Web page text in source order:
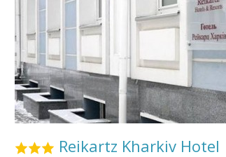
Reikartz Kharkiv Hotel